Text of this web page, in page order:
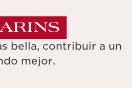
bella, contribuir a un
mejor.